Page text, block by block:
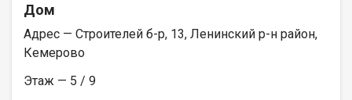
Дом
Адрес — Строителей б-р, 13, Ленинский р-н район,
Кемерово
Этаж — 5 / 9